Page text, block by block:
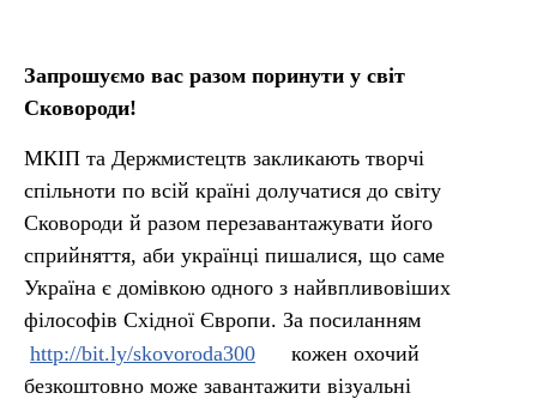
Запрошуємо вас разом поринути у світ
Сковороди!
МКІП та Держмистецтв закликають творчі
спільноти по всій країні долучатися до світу
Сковороди й разом перезавантажувати його
сприйняття, аби українці пишалися, що саме
Україна є домівкою одного з найвпливовіших
філософів Східної Європи. За посиланням
http://bit.ly/skovoroda300
кожен охочий
безкоштовно може завантажити візуальні